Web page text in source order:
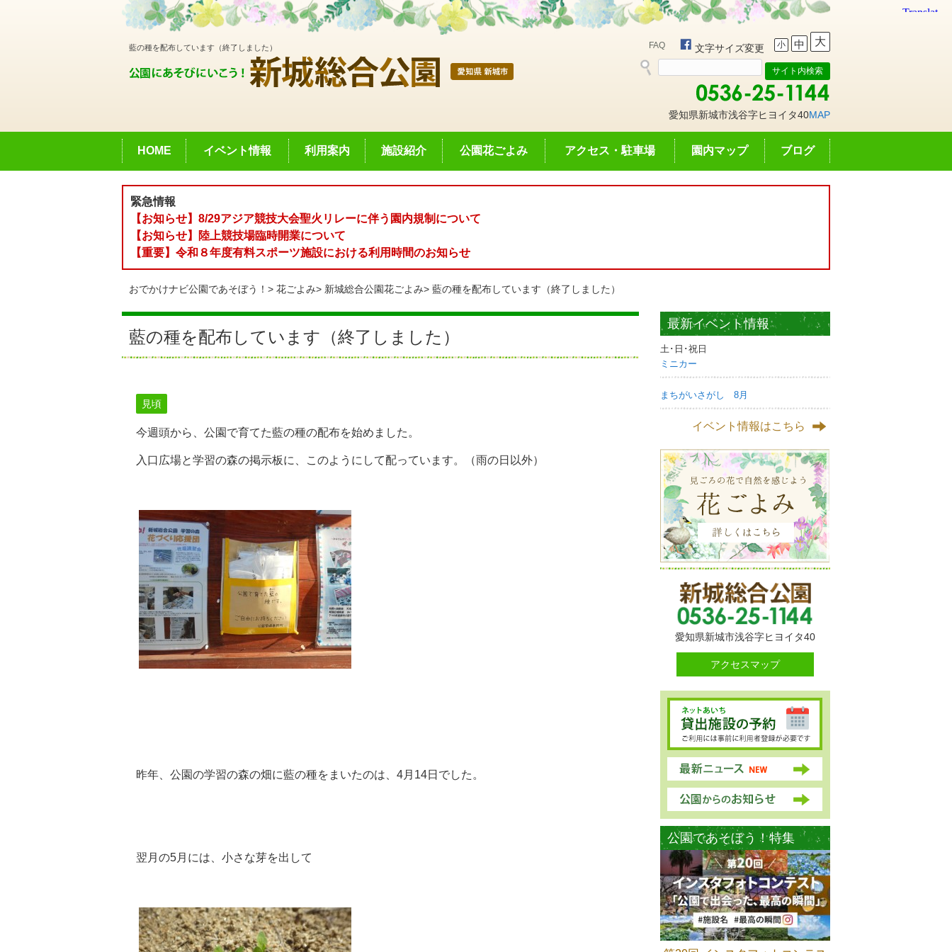
藍の種を配布しています（終了しました） FAQ 文字サイズ変更 小 中 大
愛知県新城市浅谷字ヒヨイタ40MAP
HOME イベント情報 利用案内 施設紹介 公園花ごよみ アクセス・駐車場 園内マップ ブログ
緊急情報
【お知らせ】8/29アジア競技大会聖火リレーに伴う園内規制について
【お知らせ】陸上競技場臨時開業について
【重要】令和８年度有料スポーツ施設における利用時間のお知らせ
おでかけナビ公園であそぼう！ 花ごよみ 新城総合公園花ごよみ 藍の種を配布しています（終了しました）
藍の種を配布しています（終了しました）
見頃
今週頭から、公園で育てた藍の種の配布を始めました。
入口広場と学習の森の掲示板に、このようにして配っています。（雨の日以外）
昨年、公園の学習の森の畑に藍の種をまいたのは、4月14日でした。
翌月の5月には、小さな芽を出して
最新イベント情報
土･日･祝日
ミニカー
まちがいさがし 8月
イベント情報はこちら
愛知県新城市浅谷字ヒヨイタ40
アクセスマップ
公園であそぼう！特集